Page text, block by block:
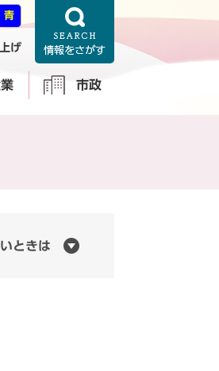
青
げ
市政
ときは